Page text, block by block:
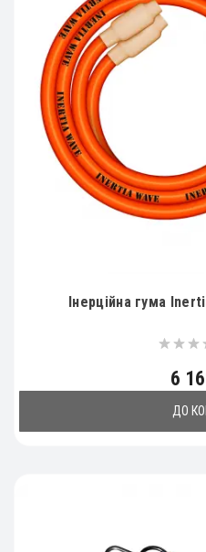
Інерційна гума
6
ДО